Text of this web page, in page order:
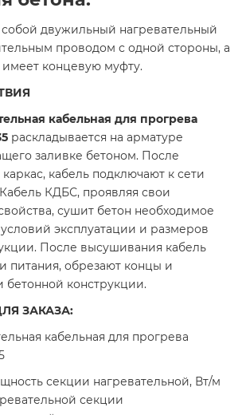
двужильный нагревательный
проводом с одной стороны, а
концевую муфту.
кабельная для прогрева
раскладывается на арматуре
заливке бетоном. После
кабель подключают к сети
КДБС, проявляя свои
сушит бетон необходимое
эксплуатации и размеров
После высушивания кабель
питания, обрезают концы и
бетонной конструкции.
ЗАКАЗА:
кабельная для прогрева
секции нагревательной, Вт/м
секции